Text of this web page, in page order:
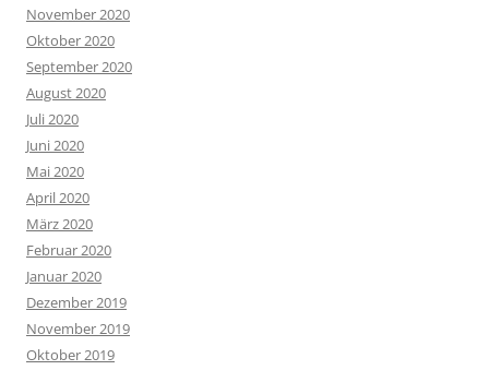
November 2020
Oktober 2020
September 2020
August 2020
Juli 2020
Juni 2020
Mai 2020
April 2020
März 2020
Februar 2020
Januar 2020
Dezember 2019
November 2019
Oktober 2019